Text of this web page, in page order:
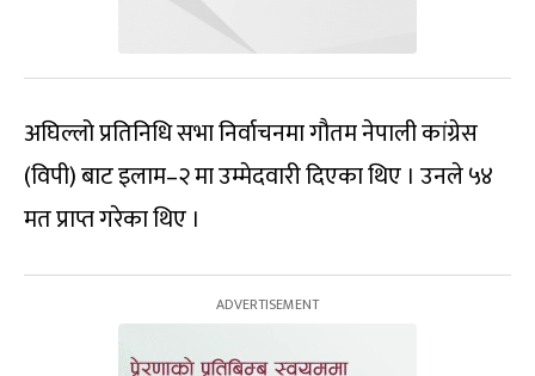
अघिल्लो प्रतिनिधि सभा निर्वाचनमा गौतम नेपाली कांग्रेस
(विपी) बाट इलाम–२ मा उम्मेदवारी दिएका थिए । उनले ५४
मत प्राप्त गरेका थिए ।